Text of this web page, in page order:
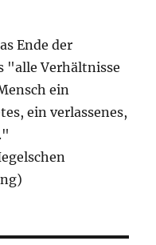
Ende der
"alle Verhältnisse
ein
ein verlassenes,